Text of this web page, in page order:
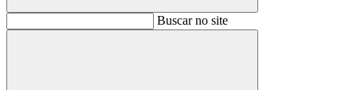
BuscarBuscar no site